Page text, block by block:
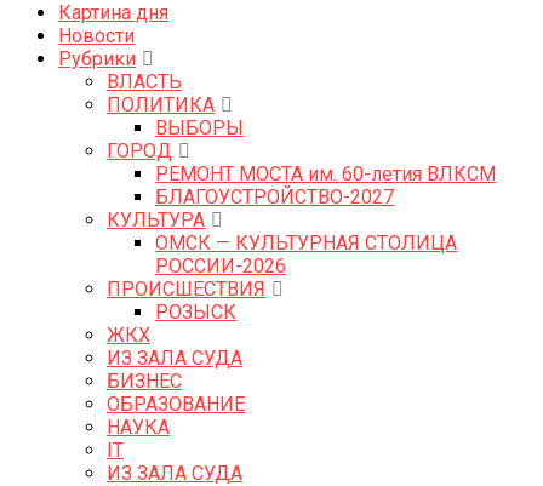
Картина дня
Новости
Рубрики
ВЛАСТЬ
ПОЛИТИКА
ВЫБОРЫ
ГОРОД
РЕМОНТ МОСТА им. 60-летия ВЛКСМ
БЛАГОУСТРОЙСТВО-2027
КУЛЬТУРА
ОМСК — КУЛЬТУРНАЯ СТОЛИЦА
РОССИИ-2026
ПРОИСШЕСТВИЯ
РОЗЫСК
ЖКХ
ИЗ ЗАЛА СУДА
БИЗНЕС
ОБРАЗОВАНИЕ
НАУКА
IT
ИЗ ЗАЛА СУДА